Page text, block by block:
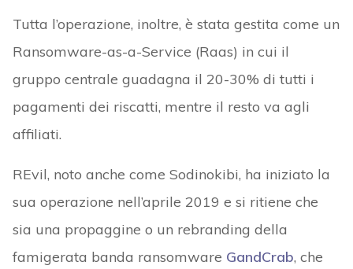
Tutta l’operazione, inoltre, è stata gestita come un
Ransomware-as-a-Service (Raas) in cui il
gruppo centrale guadagna il 20-30% di tutti i
pagamenti dei riscatti, mentre il resto va agli
affiliati.
REvil, noto anche come Sodinokibi, ha iniziato la
sua operazione nell’aprile 2019 e si ritiene che
sia una propaggine o un rebranding della
famigerata banda ransomware GandCrab, che